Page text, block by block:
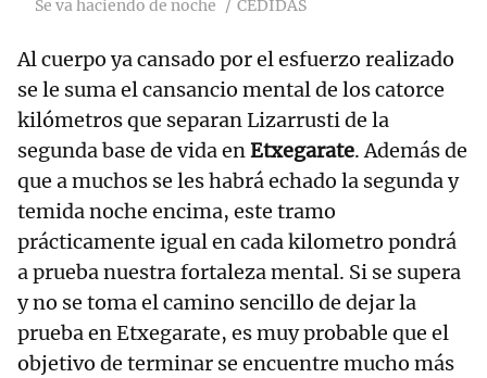
Se va haciendo de noche CEDIDAS
Al cuerpo ya cansado por el esfuerzo realizado
se le suma el cansancio mental de los catorce
kilómetros que separan Lizarrusti de la
segunda base de vida enEtxegarate. Además de
que a muchos se les habrá echado la segunda y
temida noche encima, este tramo
prácticamente igual en cada kilometro pondrá
a prueba nuestra fortaleza mental. Si se supera
y no se toma el camino sencillo de dejar la
prueba en Etxegarate, es muy probable que el
objetivo de terminar se encuentre mucho más